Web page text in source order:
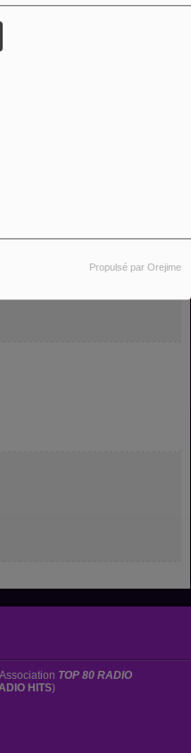
Propulsé par Orejime
pour nos jingles & liners
TOP 80 RADIO
HITS)